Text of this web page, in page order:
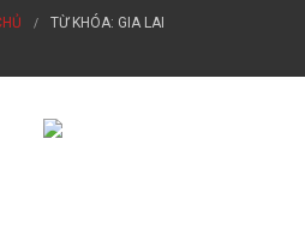
TỪ KHÓA: GIA LAI